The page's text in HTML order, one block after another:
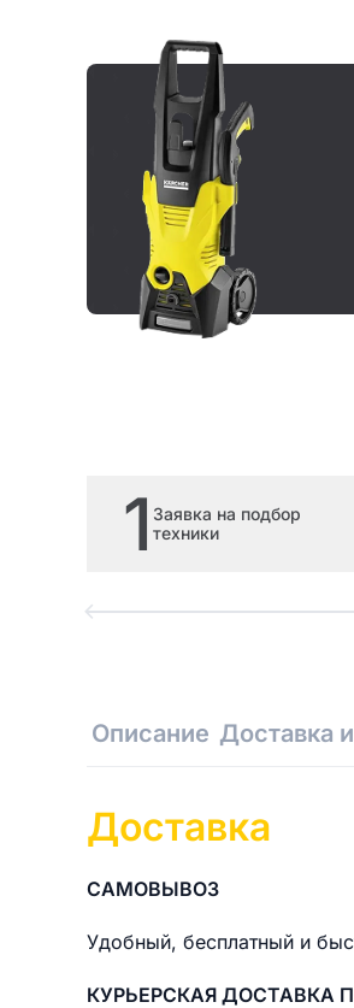
1 Заявка на подбор
техники
Описание Доставка
Доставка
САМОВЫВОЗ
Удобный, бесплатный и
КУРЬЕРСКАЯ ДОСТАВКА